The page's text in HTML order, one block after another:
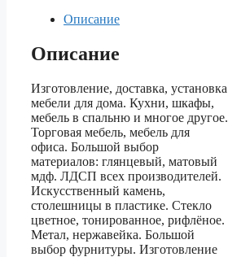
Описание
Описание
Изготовление, доставка, установка
мебели для дома. Кухни, шкафы,
мебель в спальню и многое другое.
Торговая мебель, мебель для
офиса. Большой выбор
материалов: глянцевый, матовый
мдф. ЛДСП всех производителей.
Искусственный камень,
столешницы в пластике. Стекло
цветное, тонированное, рифлёное.
Метал, нержавейка. Большой
выбор фурнитуры. Изготовление